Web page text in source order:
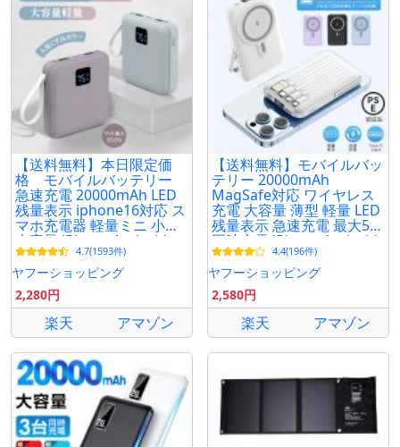
【送料無料】本日限定価
格 モバイルバッテリー
急速充電 20000mAh LED
残量表示 iphone16対応 ス
マホ充電器 軽量ミニ 小型
大容量 iPhone Android
PSE認証済4.7(1593件)
ヤフーショッピング
2,280円
楽天 アマゾン
【送料無料】モバイルバッ
テリー 20000mAh
MagSafe対応 ワイヤレス
充電 大容量 薄型 軽量 LED
残量表示 急速充電 最大5台
同時充電 iPhone Android
スマホ充電器 PSE認証済
4.4(196件)
ヤフーショッピング
2,580円
楽天 アマゾン